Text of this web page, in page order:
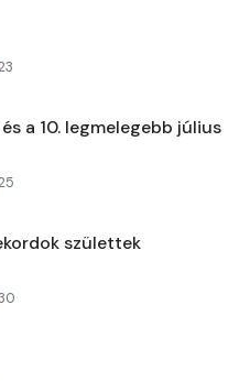
a 10. legmelegebb július
születtek